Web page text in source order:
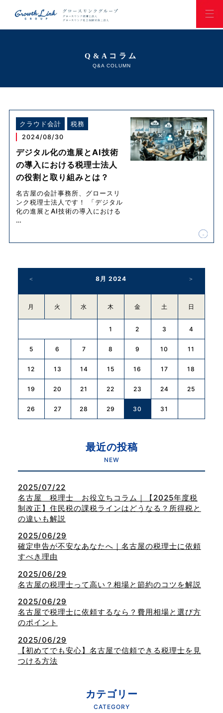
Q&Aコラム
Q&A COLUMN
クラウド会計 税務
2024/08/30
デジタル化の進展とAI技術
の導入における税理士法人
の役割と取り組みとは？
名古屋の会計事務所、グロースリ
ンク税理士法人です！ 「デジタル
化の進展とAI技術の導入における
…
8月 2024
月 火 水 木 金 土 日
1 2 3 4
5 6 7 8 9 10 11
12 13 14 15 16 17 18
19 20 21 22 23 24 25
26 27 28 29 30 31
最近の投稿
NEW
2025/07/22
名古屋 税理士 お役立ちコラム｜【2025年度税
制改正】住民税の課税ラインはどうなる？所得税と
の違いも解説
2025/06/29
確定申告が不安なあなたへ｜名古屋の税理士に依頼
すべき理由
2025/06/29
名古屋の税理士って高い？相場と節約のコツを解説
2025/06/29
名古屋で税理士に依頼するなら？費用相場と選び方
のポイント
2025/06/29
【初めてでも安心】名古屋で信頼できる税理士を見
つける方法
カテゴリー
CATEGORY